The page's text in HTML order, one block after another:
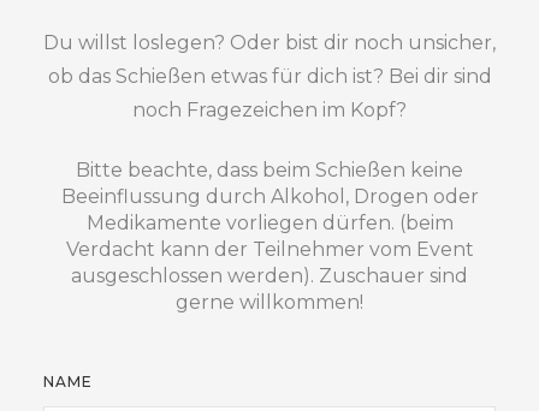
Du willst loslegen? Oder bist dir noch unsicher,
ob das Schießen etwas für dich ist? Bei dir sind
noch Fragezeichen im Kopf?
Bitte beachte, dass beim Schießen keine
Beeinflussung durch Alkohol, Drogen oder
Medikamente vorliegen dürfen. (beim
Verdacht kann der Teilnehmer vom Event
ausgeschlossen werden). Zuschauer sind
gerne willkommen!
NAME